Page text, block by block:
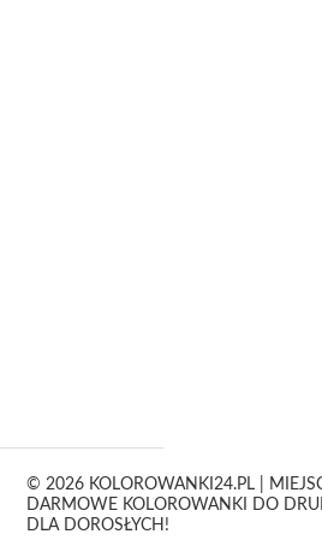
© 2026 KOLOROWANKI24.PL |
DARMOWE KOLOROWANKI DO
DLA DOROSŁYCH!